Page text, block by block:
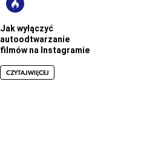
Jak wyłączyć
autoodtwarzanie
filmów na Instagramie
CZYTAJ WIĘCEJ